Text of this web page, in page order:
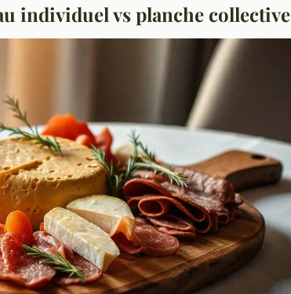
individuel vs planche collective